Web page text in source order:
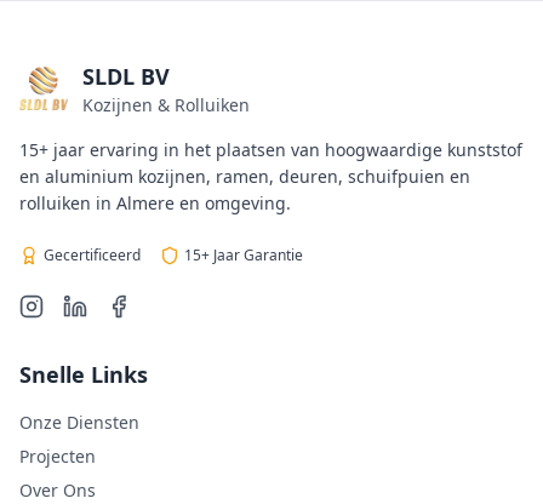
SLDL BV
Kozijnen & Rolluiken
15+ jaar ervaring in het plaatsen van hoogwaardige kunststof
en aluminium kozijnen, ramen, deuren, schuifpuien en
rolluiken in Almere en omgeving.
Gecertificeerd 15+ Jaar Garantie
Snelle Links
Onze Diensten
Projecten
Over Ons